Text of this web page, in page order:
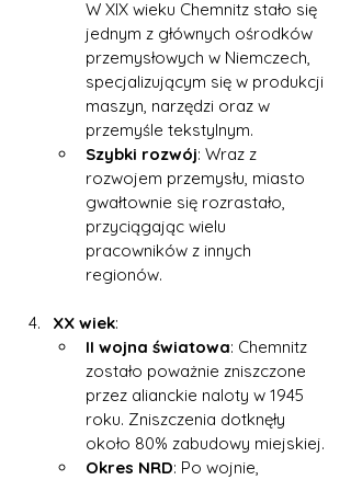
W XIX wieku Chemnitz stało się
jednym z głównych ośrodków
przemysłowych w Niemczech,
specjalizującym się w produkcji
maszyn, narzędzi oraz w
przemyśle tekstylnym.
Szybki rozwój: Wraz z
rozwojem przemysłu, miasto
gwałtownie się rozrastało,
przyciągając wielu
pracowników z innych
regionów.
XX wiek:
II wojna światowa: Chemnitz
zostało poważnie zniszczone
przez alianckie naloty w 1945
roku. Zniszczenia dotknęły
około 80% zabudowy miejskiej.
Okres NRD: Po wojnie,